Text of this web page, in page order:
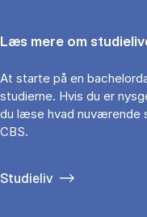
Læs mere om
At starte på en
studierne. Hvis du er
du læse hvad nuværende
CBS.
Studieliv